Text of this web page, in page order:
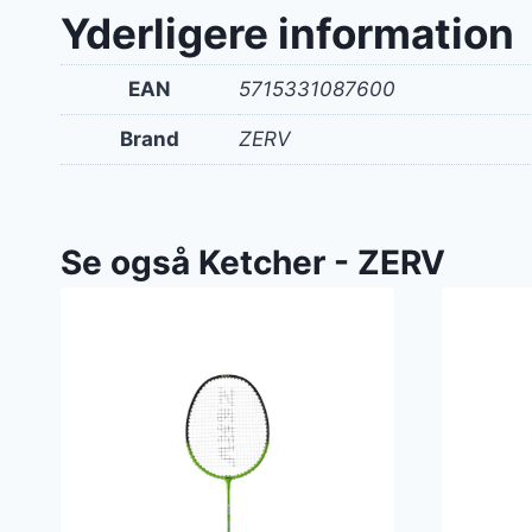
149
Yderligere information
EAN 5715331087600
Brand ZERV
Se også Ketcher - ZERV